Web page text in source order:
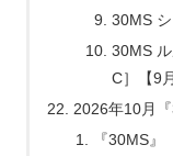
30MS
30MS
C］【9
2026年10月
『30MS』